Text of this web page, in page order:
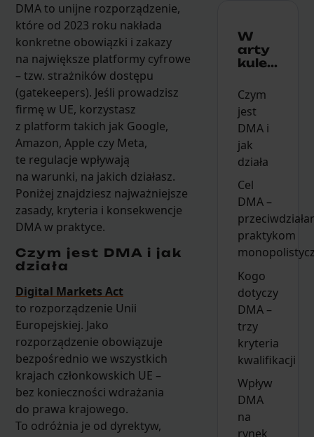
DMA to unijne rozporządzenie,
które od 2023 roku nakłada
konkretne obowiązki i zakazy
na największe platformy cyfrowe
– tzw. strażników dostępu
(gatekeepers). Jeśli prowadzisz
firmę w UE, korzystasz
z platform takich jak Google,
Amazon, Apple czy Meta,
te regulacje wpływają
na warunki, na jakich działasz.
Poniżej znajdziesz najważniejsze
zasady, kryteria i konsekwencje
DMA w praktyce.
Czym jest DMA i jak
działa
Digital Markets Act
to rozporządzenie Unii
Europejskiej. Jako
rozporządzenie obowiązuje
bezpośrednio we wszystkich
krajach członkowskich UE –
bez konieczności wdrażania
do prawa krajowego.
To odróżnia je od dyrektyw,
W
arty
kule...
Czym
jest
DMA i
jak
działa
Cel
DMA –
praktykom
Kogo
dotyczy
DMA –
trzy
kryteria
kwalifikacji
Wpływ
DMA
na
rynek